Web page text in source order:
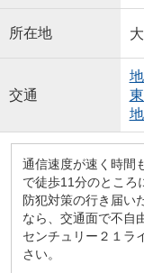
所在地
交通
通信速度が速く時間
で徒歩11分のところ
防犯対策の行き届い
なら、交通面で不自
センチュリー２１
さい。